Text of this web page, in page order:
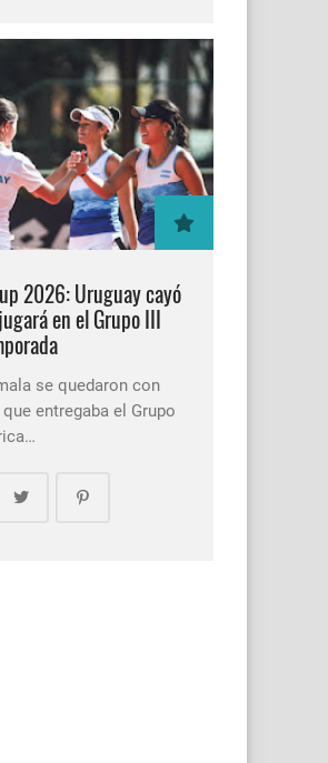
2026: Uruguay cayó
en el Grupo III
se quedaron con
entregaba el Grupo